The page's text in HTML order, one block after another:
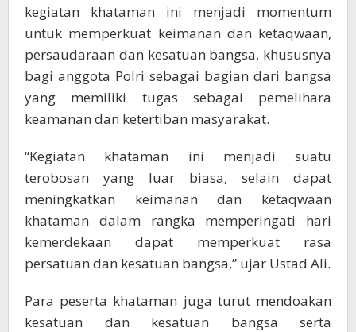
kegiatan khataman ini menjadi momentum
untuk memperkuat keimanan dan ketaqwaan,
persaudaraan dan kesatuan bangsa, khususnya
bagi anggota Polri sebagai bagian dari bangsa
yang memiliki tugas sebagai pemelihara
keamanan dan ketertiban masyarakat.
“Kegiatan khataman ini menjadi suatu
terobosan yang luar biasa, selain dapat
meningkatkan keimanan dan ketaqwaan
khataman dalam rangka memperingati hari
kemerdekaan dapat memperkuat rasa
persatuan dan kesatuan bangsa,” ujar Ustad Ali.
Para peserta khataman juga turut mendoakan
kesatuan dan kesatuan bangsa serta